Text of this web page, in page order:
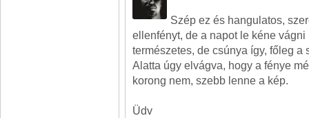
Szép ez és hangulatos,
ellenfényt, de a napot le kéne
természetes, de csúnya így, főleg a
Alatta úgy elvágva, hogy a fénye
korong nem, szebb lenne a kép.
Üdv